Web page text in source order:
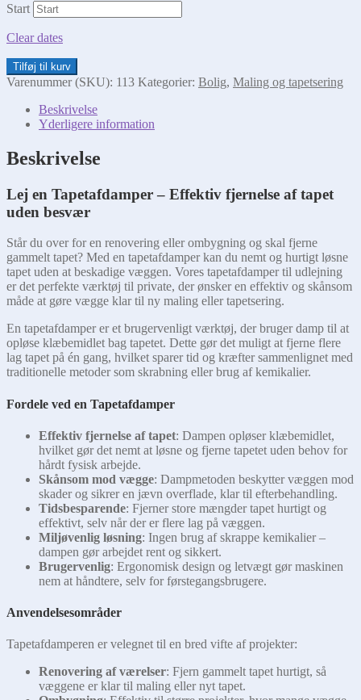
Start
Clear dates
Tapetafdamper
antal
Tilføj til kurv
Varenummer (SKU): 113 Kategorier: Bolig, Maling og tapetsering
Beskrivelse
Yderligere information
Beskrivelse
Lej en Tapetafdamper – Effektiv fjernelse af tapet
uden besvær
Står du over for en renovering eller ombygning og skal fjerne
gammelt tapet? Med en tapetafdamper kan du nemt og hurtigt løsne
tapet uden at beskadige væggen. Vores tapetafdamper til udlejning
er det perfekte værktøj til private, der ønsker en effektiv og skånsom
måde at gøre vægge klar til ny maling eller tapetsering.
En tapetafdamper er et brugervenligt værktøj, der bruger damp til at
opløse klæbemidlet bag tapetet. Dette gør det muligt at fjerne flere
lag tapet på én gang, hvilket sparer tid og kræfter sammenlignet med
traditionelle metoder som skrabning eller brug af kemikalier.
Fordele ved en Tapetafdamper
Effektiv fjernelse af tapet: Dampen opløser klæbemidlet,
hvilket gør det nemt at løsne og fjerne tapetet uden behov for
hårdt fysisk arbejde.
Skånsom mod vægge: Dampmetoden beskytter væggen mod
skader og sikrer en jævn overflade, klar til efterbehandling.
Tidsbesparende: Fjerner store mængder tapet hurtigt og
effektivt, selv når der er flere lag på væggen.
Miljøvenlig løsning: Ingen brug af skrappe kemikalier –
dampen gør arbejdet rent og sikkert.
Brugervenlig: Ergonomisk design og letvægt gør maskinen
nem at håndtere, selv for førstegangsbrugere.
Anvendelsesområder
Tapetafdamperen er velegnet til en bred vifte af projekter:
Renovering af værelser: Fjern gammelt tapet hurtigt, så
væggene er klar til maling eller nyt tapet.